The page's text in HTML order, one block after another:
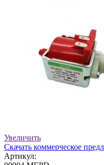
Увеличить
Скачать коммерческое
Артикул: